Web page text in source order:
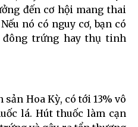
đến cơ hội mang thai
nó có nguy cơ, bạn có
đông trứng hay thụ tinh
Hoa Kỳ, có tới 13% vô
lá. Hút thuốc làm cạn